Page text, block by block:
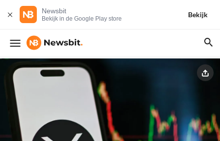
Newsbit
Bekijk in de Google Play store
Bekijk